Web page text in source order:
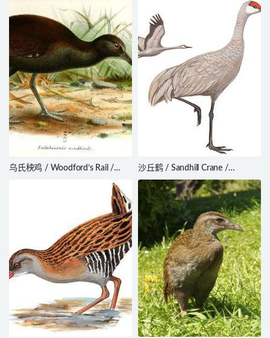
乌氏秧鸡 / Woodford’s Rail /
沙丘鹤 / Sandhill Crane /
Antigone canadensis